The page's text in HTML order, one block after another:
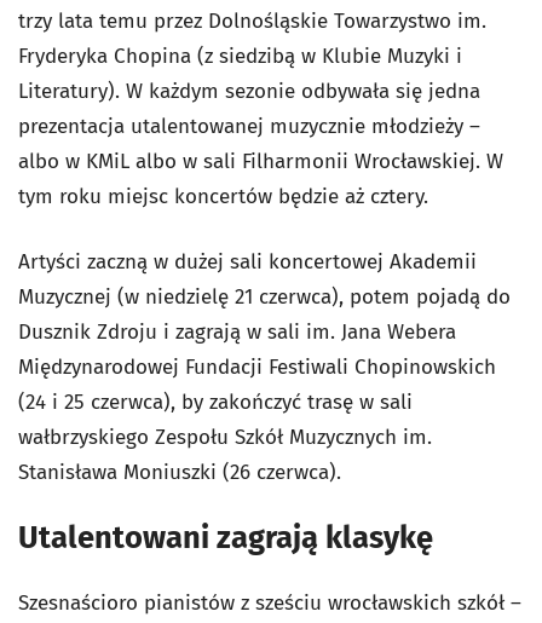
trzy lata temu przez Dolnośląskie Towarzystwo im.
Fryderyka Chopina (z siedzibą w Klubie Muzyki i
Literatury). W każdym sezonie odbywała się jedna
prezentacja utalentowanej muzycznie młodzieży –
albo w KMiL albo w sali Filharmonii Wrocławskiej. W
tym roku miejsc koncertów będzie aż cztery.
Artyści zaczną w dużej sali koncertowej Akademii
Muzycznej (w niedzielę 21 czerwca), potem pojadą do
Dusznik Zdroju i zagrają w sali im. Jana Webera
Międzynarodowej Fundacji Festiwali Chopinowskich
(24 i 25 czerwca), by zakończyć trasę w sali
wałbrzyskiego Zespołu Szkół Muzycznych im.
Stanisława Moniuszki (26 czerwca).
Utalentowani zagrają klasykę
Szesnaścioro pianistów z sześciu wrocławskich szkół –